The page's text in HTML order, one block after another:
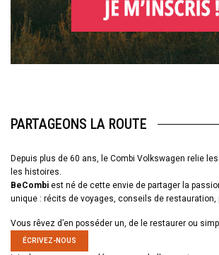
PARTAGEONS LA ROUTE
Depuis plus de 60 ans, le Combi Volkswagen relie
les histoires.
BeCombi est né de cette envie de partager la
unique : récits de voyages, conseils de restauration,
Vous rêvez d’en posséder un, de le restaurer ou
ÉCRIVEZ-NOUS